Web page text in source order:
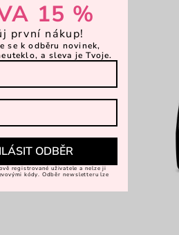
15 %
první nákup!
se k odběru novinek,
a sleva je Tvoje.
ODBĚR
registrované uživatele a nelze ji
kódy. Odběr newsletteru lze